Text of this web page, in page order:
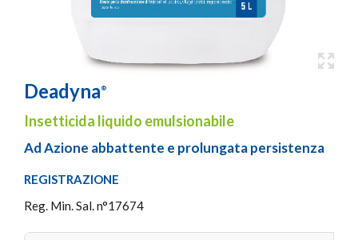
Deadyna ®
Insetticida liquido emulsionabile
Ad Azione abbattente e prolungata persistenza
REGISTRAZIONE
Reg. Min. Sal. n°17674